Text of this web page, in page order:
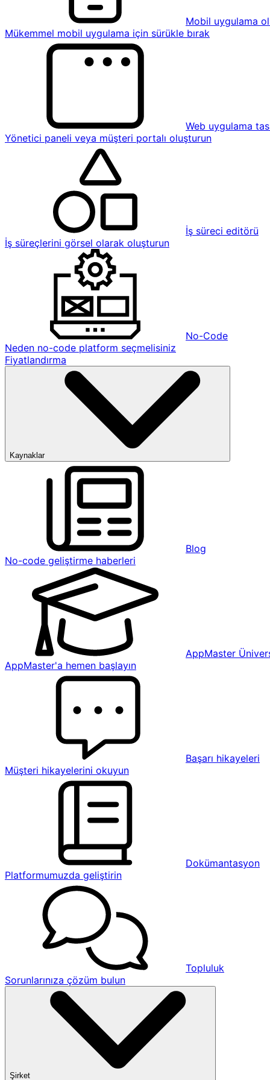
Mobil uygulama
Mükemmel mobil uygulama için sürükle bırak
Web uygulama
Yönetici paneli veya müşteri portalı oluşturun
İş süreci editörü
İş süreçlerini görsel olarak oluşturun
No-Code
Neden no-code platform seçmelisiniz
Fiyatlandırma
Kaynaklar
Blog
No-code geliştirme haberleri
AppMaster
AppMaster'a hemen başlayın
Başarı hikayeleri
Müşteri hikayelerini okuyun
Dokümantasyon
Platformumuzda geliştirin
Topluluk
Sorunlarınıza çözüm bulun
Şirket